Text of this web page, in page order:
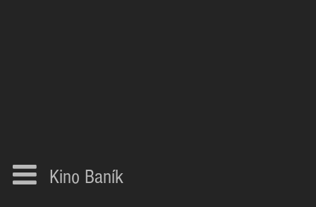
Kino Baník